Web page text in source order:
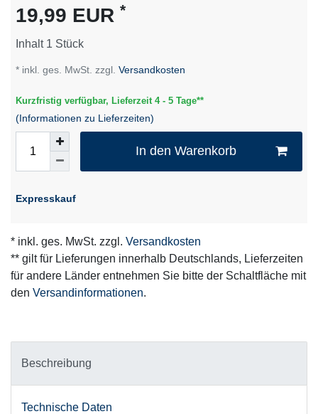
19,99 EUR *
Inhalt 1 Stück
* inkl. ges. MwSt. zzgl. Versandkosten
Kurzfristig verfügbar, Lieferzeit 4 - 5 Tage**
(Informationen zu Lieferzeiten)
In den Warenkorb
Expresskauf
* inkl. ges. MwSt. zzgl. Versandkosten
** gilt für Lieferungen innerhalb Deutschlands, Lieferzeiten
für andere Länder entnehmen Sie bitte der Schaltfläche mit
den Versandinformationen.
Beschreibung
Technische Daten